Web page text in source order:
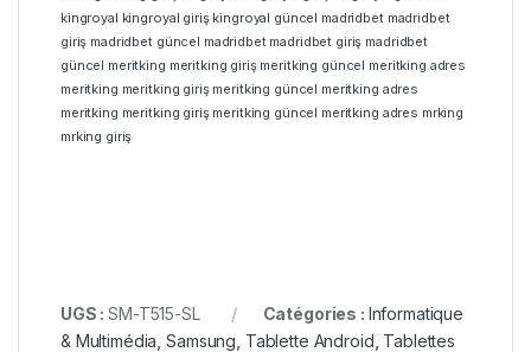
kingroyal kingroyal giriş kingroyal güncel madridbet madridbet
giriş madridbet güncel madridbet madridbet giriş madridbet
güncel meritking meritking giriş meritking güncel meritking adres
meritking meritking giriş meritking güncel meritking adres
meritking meritking giriş meritking güncel meritking adres mrking
mrking giriş
UGS :SM-T515-SL Catégories : Informatique
& Multimédia ,Samsung Tablette Android Tablettes